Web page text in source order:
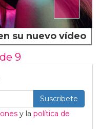
su nuevo vídeo
9
Suscribete
y la política de